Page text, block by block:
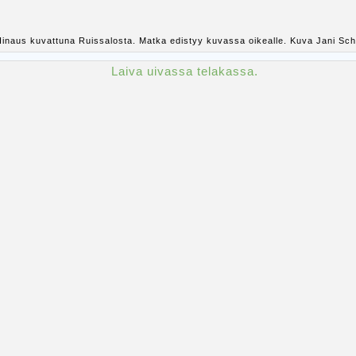
kuvattuna Ruissalosta. Matka edistyy kuvassa oikealle. Kuva Jani